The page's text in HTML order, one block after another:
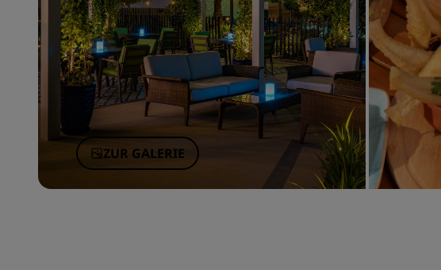
ZUR GALERIE